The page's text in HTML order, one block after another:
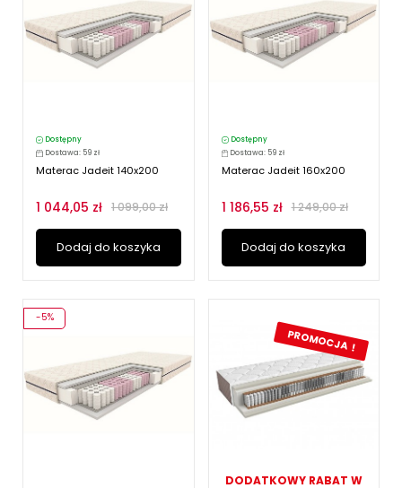
Dostępny
Dostawa: 59 zł
Materac Jadeit 140x200
1 044,05 zł 1 099,00 zł
Dodaj do koszyka
Dostępny
Dostawa: 59 zł
Materac Jadeit 160x200
1 186,55 zł 1 249,00 zł
Dodaj do koszyka
-5%
PROMOCJA !
DODATKOWY RABAT W